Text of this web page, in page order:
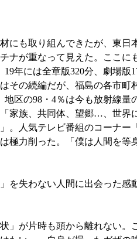
も取り組んできたが、東日
ナが重なって見えた。ここ
年には全章版320分、劇場
その続編だが、福島の各市町
区の98・4％は今も放射線
家族、共同体、望郷…、世界
。人気テレビ番組のコーナ
力削った。「僕は人間を等
失わない人間に出会った感
が片時も頭から離れない。